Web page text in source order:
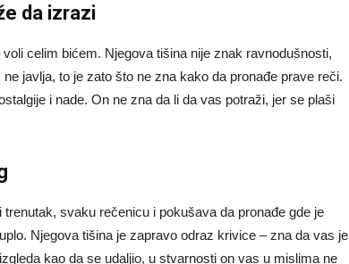
da izrazi
celim bićem. Njegova tišina nije znak ravnodušnosti,
javlja, to je zato što ne zna kako da pronađe prave reči.
i nade. On ne zna da li da vas potraži, jer se plaši
svaku rečenicu i pokušava da pronađe gde je
Njegova tišina je zapravo odraz krivice – zna da vas je
kao da se udaljio, u stvarnosti on vas u mislima ne